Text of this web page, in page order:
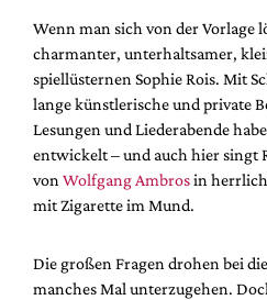
Wenn man sich von der Vorlage
charmanter, unterhaltsamer,
spiellüsternen Sophie Rois. Mit
lange künstlerische und private
Lesungen und Liederabende
entwickelt – und auch hier singt
von Wolfgang Ambrosin
mit Zigarette im Mund.
Die großen Fragen drohen bei
manches Mal unterzugehen.